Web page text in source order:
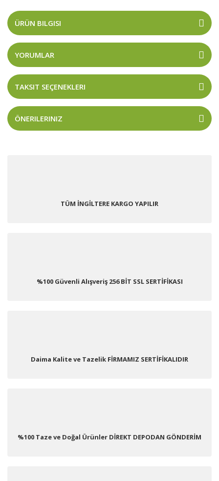
ÜRÜN BILGISI
YORUMLAR
TAKSIT SEÇENEKLERI
ÖNERILERINIZ
TÜM İNGİLTERE KARGO YAPILIR
%100 Güvenli Alışveriş 256 BİT SSL SERTİFİKASI
Daima Kalite ve Tazelik FİRMAMIZ SERTİFİKALIDIR
%100 Taze ve Doğal Ürünler DİREKT DEPODAN GÖNDERİM